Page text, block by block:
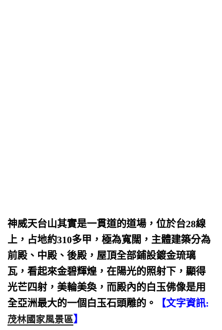
神威天台山其實是一貫道的道場，位於台28線
上，占地約310多甲，極為寬闊，主體建築分為
前殿、中殿、後殿，屋頂全部鋪設鍍金琉璃
瓦，看起來金碧輝煌，在陽光的照射下，顯得
光芒四射，美輪美奐，而殿內的白玉佛像是用
全亞洲最大的一個白玉石頭雕的。
【文字資訊:
茂林國家風景區】